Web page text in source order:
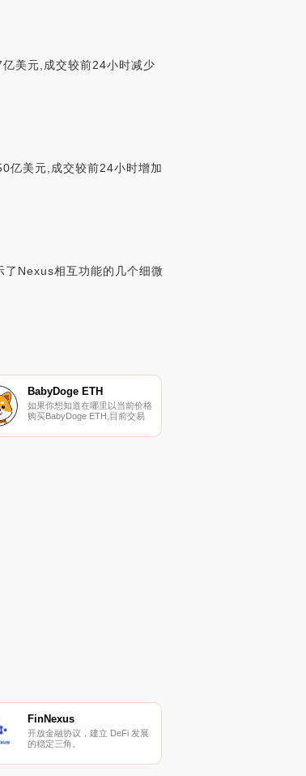
美元,成交较前24小时减少
亿美元,成交较前24小时增加
Nexus相互功能的几个细微
BabyDoge ETH
如果你想知道在哪里以当前价格
购买BabyDoge ETH,目前交易
密货币交易所是Biconomy
FinNexus
开放金融协议，建立 DeFi 发展
的稳定三角。